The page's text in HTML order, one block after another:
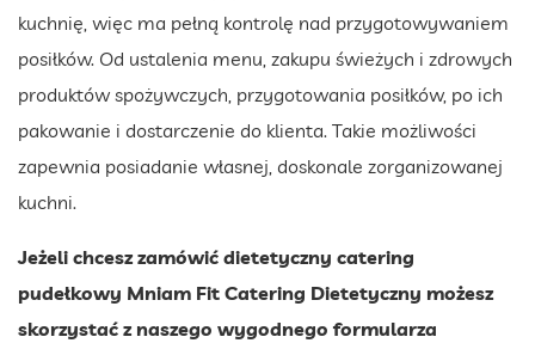
kuchnię, więc ma pełną kontrolę nad przygotowywaniem
posiłków. Od ustalenia menu, zakupu świeżych i zdrowych
produktów spożywczych, przygotowania posiłków, po ich
pakowanie i dostarczenie do klienta. Takie możliwości
zapewnia posiadanie własnej, doskonale zorganizowanej
kuchni.
Jeżeli chcesz zamówić dietetyczny catering
pudełkowy Mniam Fit Catering Dietetyczny możesz
skorzystać z naszego wygodnego formularza